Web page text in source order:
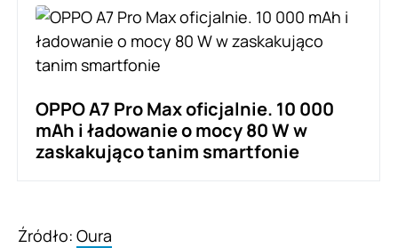
OPPO A7 Pro Max oficjalnie. 10 000
mAh i ładowanie o mocy 80 W w
zaskakująco tanim smartfonie
Źródło: Oura